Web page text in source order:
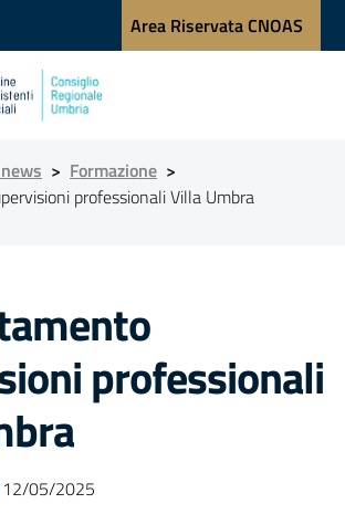
Area Riservata CNOAS
> Formazione >
professionali Villa Umbra
professionali
12/05/2025